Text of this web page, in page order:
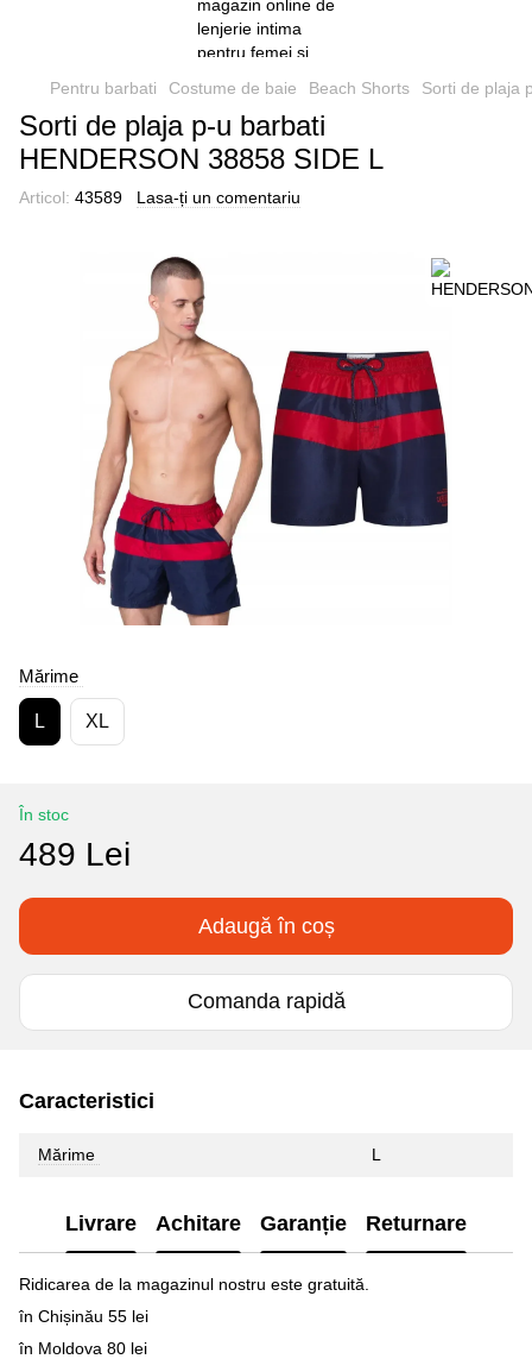
Pentru barbati Costume de baie Beach Shorts Sorti de plaja
Sorti de plaja p-u barbati
HENDERSON 38858 SIDE L
Articol: 43589 Lasa-ți un comentariu
Mărime
L XL
În stoc
489 Lei
Adaugă în coș
Comanda rapidă
Caracteristici
Mărime L
Livrare Achitare Garanție Returnare
Ridicarea de la magazinul nostru este gratuită.
în Chișinău 55 lei
în Moldova 80 lei